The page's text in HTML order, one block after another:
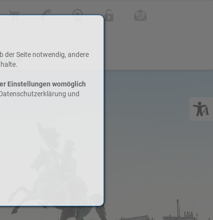
Online ShopKontakt Webcam Login
In
der Seite notwendig, andere
Einstellungen womöglich
und